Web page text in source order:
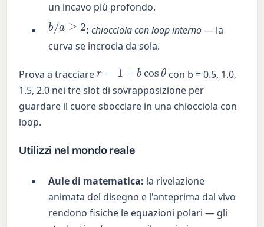
un incavo più profondo.
b /a ≥2
: chiocciola con loop interno— la
curva se incrocia da sola.
Prova a tracciarer= + cosθ
con b = 0.5, 1.0,
1.5, 2.0 nei tre slot di sovrapposizione per
guardare il cuore sbocciare in una chiocciola con
loop.
Utilizzi nel mondo reale
Aule di matematica: la rivelazione
animata del disegno e l'anteprima dal vivo
rendono fisiche le equazioni polari — gli